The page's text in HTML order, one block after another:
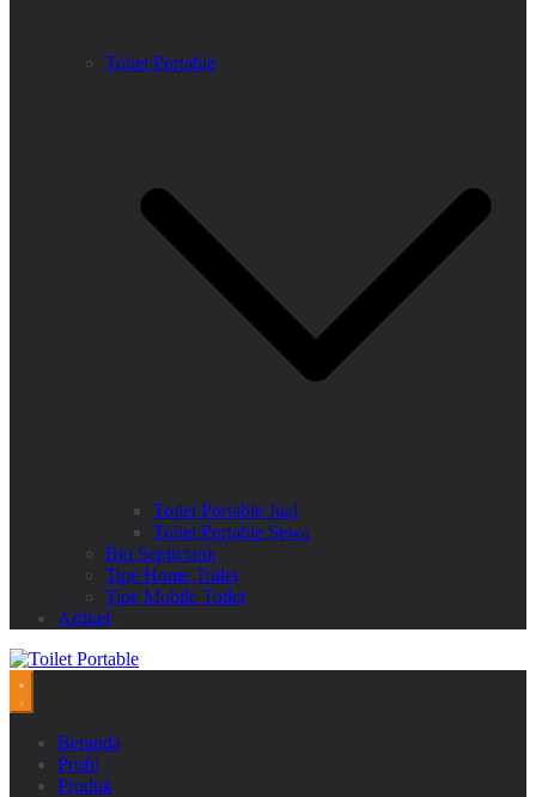
Toilet Portable
Toilet Portable Jual
Toilet Portable Sewa
Bio Septictank
Tipe Home Toilet
Tipe Mobile Toilet
Artikel
Beranda
Profil
Produk